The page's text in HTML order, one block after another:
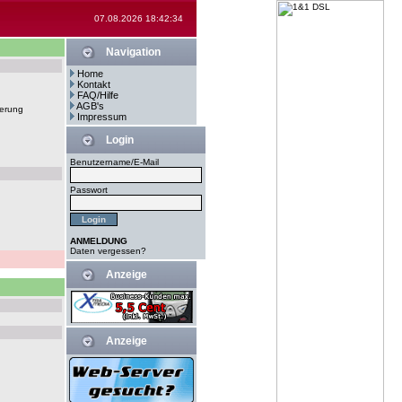
07.08.2026 18:42:34
Navigation
Home
Kontakt
FAQ/Hilfe
AGB's
Impressum
Login
Benutzername/E-Mail
Passwort
ANMELDUNG
Daten vergessen?
Anzeige
Anzeige